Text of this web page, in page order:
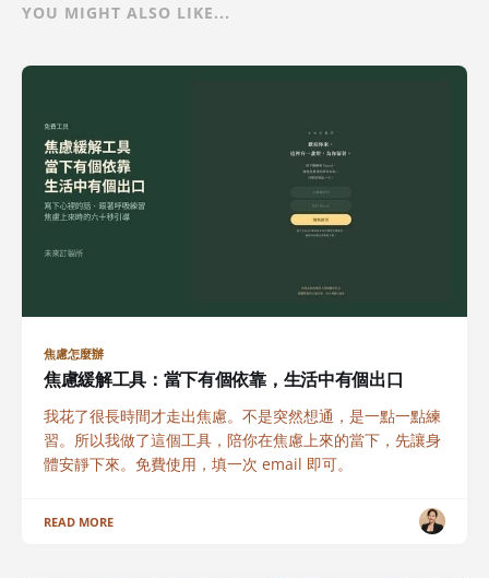
YOU MIGHT ALSO LIKE...
焦慮怎麼辦
焦慮緩解工具：當下有個依靠，生活中有個出口
我花了很長時間才走出焦慮。不是突然想通，是一點一點練
習。所以我做了這個工具，陪你在焦慮上來的當下，先讓身
體安靜下來。免費使用，填一次 email 即可。
READ MORE